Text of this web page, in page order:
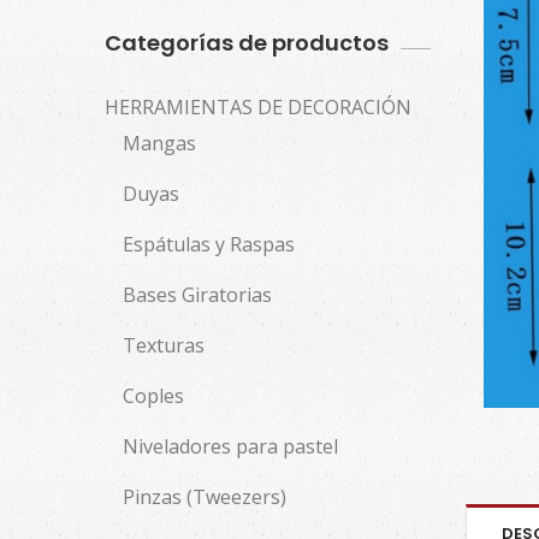
Categorías de productos
HERRAMIENTAS DE DECORACIÓN
Mangas
Duyas
Espátulas y Raspas
Bases Giratorias
Texturas
Coples
Niveladores para pastel
Pinzas (Tweezers)